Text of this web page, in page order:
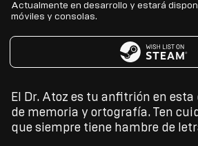
Actualmente en desarrollo y estará
móviles y consolas.
El Dr. Atoz es tu anfitrión en
de memoria y ortografía. Ten
que siempre tiene hambre de